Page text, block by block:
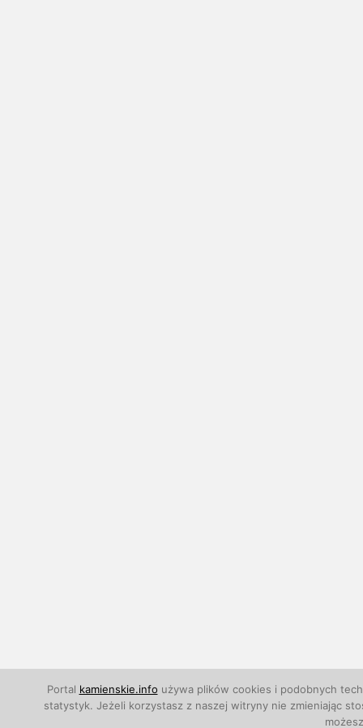
Portal kamienskie.info używa plików cookies i podobnych
statystyk. Jeżeli korzystasz z naszej witryny nie zmieniając